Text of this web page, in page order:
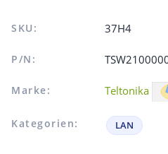
SKU: 37H4
P/N:
Marke: Teltonika
Kategorien: LAN